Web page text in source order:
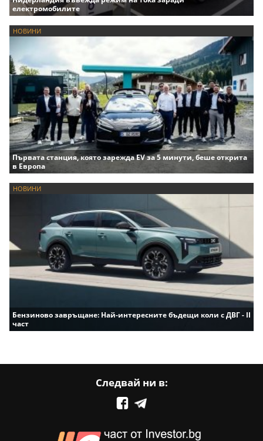
електромобилите
НОВИНИ
Първата станция, която зарежда EV за 5 минути, беше открита
в Европа
НОВИНИ
Бензиново завръщане: Най-интересните бъдещи коли с ДВГ - II
част
Следвай ни в: